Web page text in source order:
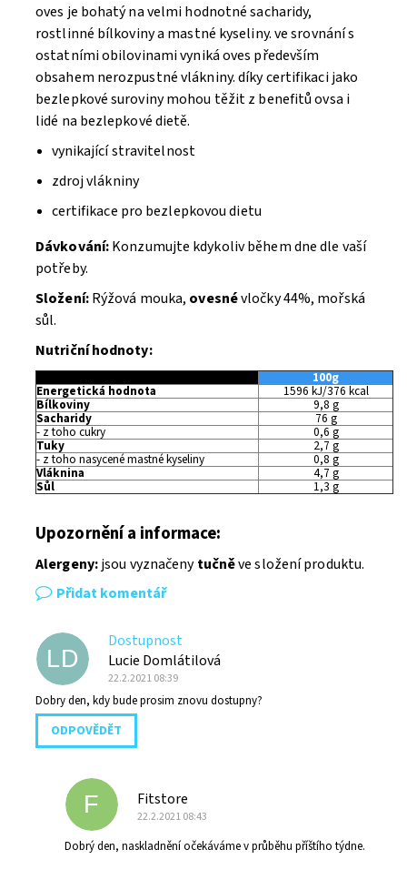
oves je bohatý na velmi hodnotné sacharidy,
rostlinné bílkoviny a mastné kyseliny. ve srovnání s
ostatními obilovinami vyniká oves především
obsahem nerozpustné vlákniny. díky certifikaci jako
bezlepkové suroviny mohou těžit z benefitů ovsa i
lidé na bezlepkové dietě.
vynikající stravitelnost
zdroj vlákniny
certifikace pro bezlepkovou dietu
Dávkování:Konzumujte kdykoliv během dne dle vaší
potřeby.
Složení:Rýžová mouka, ovesnévločky 44%, mořská
sůl.
Nutriční hodnoty:
100g
Energetická hodnota 1596 kJ/376 kcal
Bílkoviny 9,8 g
Sacharidy 76 g
- z toho cukry 0,6 g
Tuky 2,7 g
- z toho nasycené mastné kyseliny 0,8 g
Vláknina 4,7 g
Sůl 1,3 g
Upozornění a informace:
Alergeny:jsou vyznačenytučněve složení produktu.
Přidat komentář
LD
Dostupnost
Lucie Domlátilová
22.2.2021 08:39
Dobry den, kdy bude prosim znovu dostupny?
ODPOVĚDĚT
F Fitstore
22.2.2021 08:43
Dobrý den, naskladnění očekáváme v průběhu příštího týdne.